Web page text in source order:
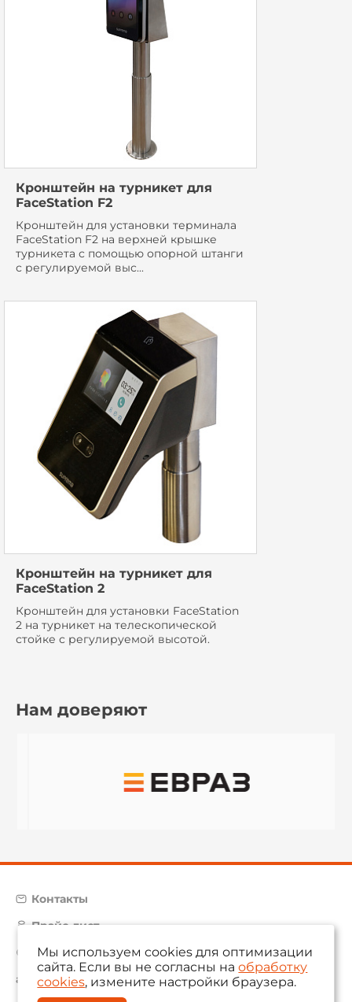
Кронштейн на турникет для
FaceStation F2
Кронштейн для установки терминала
FaceStation F2 на верхней крышке
турникета с помощью опорной штанги
с регулируемой выс...
Кронштейн на турникет для
FaceStation 2
Кронштейн для установки FaceStation
2 на турникет на телескопической
стойке с регулируемой высотой.
Нам доверяют
Контакты
Прайс-лист
Карта сайта
aam@aamsystems.ru
Мы используем cookies для оптимизации
сайта. Если вы не согласны наобработку
cookies, измените настройки браузера.